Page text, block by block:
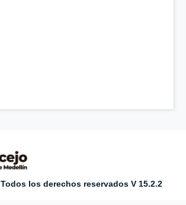
Todos los derechos reservados V 15.2.2